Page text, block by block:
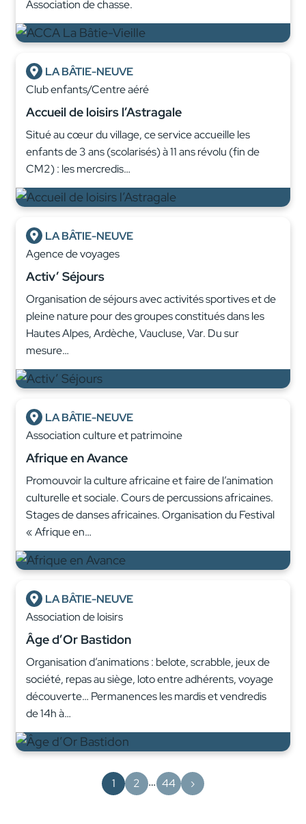
Association de chasse.
LA BÂTIE-NEUVE
Club enfants/Centre aéré
Accueil de loisirs l’Astragale
Situé au cœur du village, ce service accueille les
enfants de 3 ans (scolarisés) à 11 ans révolu (fin de
CM2) : les mercredis…
LA BÂTIE-NEUVE
Agence de voyages
Activ’ Séjours
Organisation de séjours avec activités sportives et de
pleine nature pour des groupes constitués dans les
Hautes Alpes, Ardèche, Vaucluse, Var. Du sur
mesure…
LA BÂTIE-NEUVE
Association culture et patrimoine
Afrique en Avance
Promouvoir la culture africaine et faire de l’animation
culturelle et sociale. Cours de percussions africaines.
Stages de danses africaines. Organisation du Festival
« Afrique en…
LA BÂTIE-NEUVE
Association de loisirs
Âge d’Or Bastidon
Organisation d’animations : belote, scrabble, jeux de
société, repas au siège, loto entre adhérents, voyage
découverte… Permanences les mardis et vendredis
de 14h à…
1 2 … 44 ›